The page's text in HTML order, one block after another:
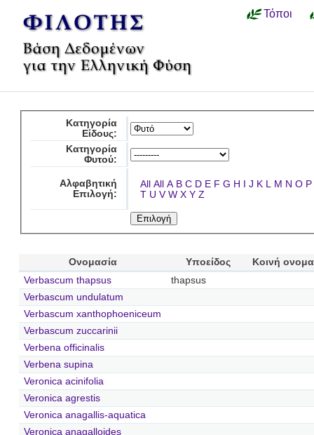
Τόποι
Κατηγορία
Είδους:
Κατηγορία
Φυτού:
Αλφαβητική
Επιλογή:
All All A B C D E F G H I J K L M N O P
T U V W X Y Z
Ονομασία Υποείδος
Κοινή
Verbascum thapsus
thapsus
Verbascum undulatum
Verbascum xanthophoeniceum
Verbascum zuccarinii
Verbena officinalis
Verbena supina
Veronica acinifolia
Veronica agrestis
Veronica anagallis-aquatica
Veronica anagalloides